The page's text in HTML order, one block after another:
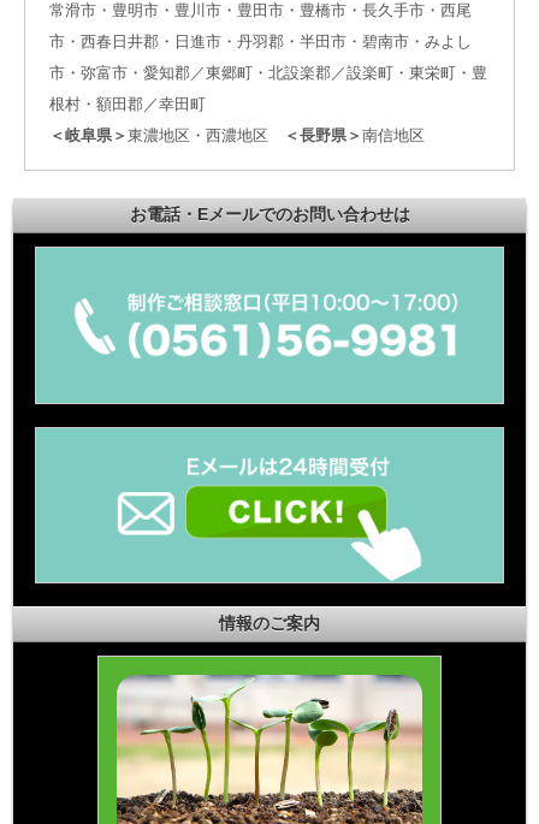
常滑市・豊明市・豊川市・豊田市・豊橋市・長久手市・西尾
市・西春日井郡・日進市・丹羽郡・半田市・碧南市・みよし
市・弥富市・愛知郡／東郷町・北設楽郡／設楽町・東栄町・豊
根村・額田郡／幸田町
＜岐阜県＞ 東濃地区・西濃地区 ＜長野県＞ 南信地区
お電話・Eメールでのお問い合わせは
情報のご案内